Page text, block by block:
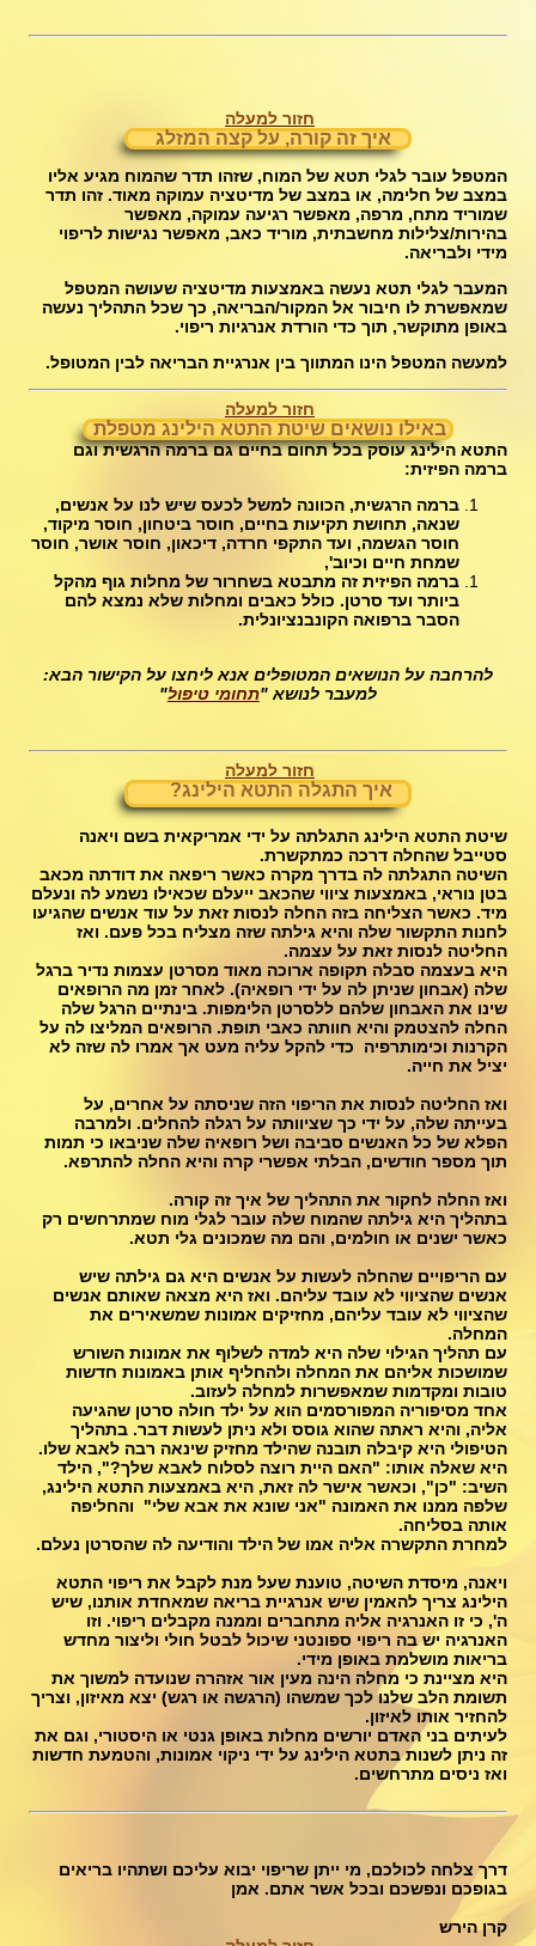
איך זה קורה, על קצה המזלג
המטפל עובר לגלי תטא של המוח, שזהו תדר שהמוח מגיע אליו
במצב של חלימה, או במצב של מדיטציה עמוקה מאוד. זהו תדר
שמוריד מתח, מרפה, מאפשר רגיעה עמוקה, מאפשר
בהירות/צלילות מחשבתית, מוריד כאב, מאפשר נגישות לריפוי
מידי ולבריאה.
המעבר לגלי תטא נעשה באמצעות מדיטציה שעושה המטפל
שמאפשרת לו חיבור אל המקור/הבריאה, כך שכל התהליך נעשה
באופן מתוקשר, תוך כדי הורדת אנרגיות ריפוי.
למעשה המטפל הינו המתווך בין אנרגיית הבריאה לבין המטופל.
התטא הילינג עוסק בכל תחום בחיים גם ברמה הרגשית וגם
ברמה הפיזית:
ברמה הרגשית, הכוונה למשל לכעס שיש לנו על אנשים,
שנאה, תחושת תקיעות בחיים, חוסר ביטחון, חוסר מיקוד,
חוסר הגשמה, ועד התקפי חרדה, דיכאון, חוסר אושר, חוסר
שמחת חיים וכיוב',
ברמה הפיזית זה מתבטא בשחרור של מחלות גוף מהקל
ביותר ועד סרטן. כולל כאבים ומחלות שלא נמצא להם
הסבר ברפואה הקונבנציונלית.
להרחבה על הנושאים המטופלים אנא ליחצו על הקישור הבא:
למעבר לנושא "תחומי טיפול"
שיטת התטא הילינג התגלתה על ידי אמריקאית בשם ויאנה
סטייבל שהחלה דרכה כמתקשרת.
השיטה התגלתה לה בדרך מקרה כאשר ריפאה את דודתה מכאב
בטן נוראי, באמצעות ציווי שהכאב ייעלם שכאילו נשמע לה ונעלם
מיד. כאשר הצליחה בזה החלה לנסות זאת על עוד אנשים שהגיעו
לחנות התקשור שלה והיא גילתה שזה מצליח בכל פעם. ואז
החליטה לנסות זאת על עצמה.
היא בעצמה סבלה תקופה ארוכה מאוד מסרטן עצמות נדיר ברגל
שלה (אבחון שניתן לה על ידי רופאיה). לאחר זמן מה הרופאים
שינו את האבחון שלהם ללסרטן הלימפות. בינתיים הרגל שלה
החלה להצטמק והיא חוותה כאבי תופת. הרופאים המליצו לה על
הקרנות וכימותרפיה כדי להקל עליה מעט אך אמרו לה שזה לא
יציל את חייה.
ואז החליטה לנסות את הריפוי הזה שניסתה על אחרים, על
בעייתה שלה, על ידי כך שציוותה על רגלה להחלים. ולמרבה
הפלא של כל האנשים סביבה ושל רופאיה שלה שניבאו כי תמות
תוך מספר חודשים, הבלתי אפשרי קרה והיא החלה להתרפא.
ואז החלה לחקור את התהליך של איך זה קורה.
בתהליך היא גילתה שהמוח שלה עובר לגלי מוח שמתרחשים רק
כאשר ישנים או חולמים, והם מה שמכונים גלי תטא.
עם הריפויים שהחלה לעשות על אנשים היא גם גילתה שיש
אנשים שהציווי לא עובד עליהם. ואז היא מצאה שאותם אנשים
שהציווי לא עובד עליהם, מחזיקים אמונות שמשאירים את
המחלה.
עם תהליך הגילוי שלה היא למדה לשלוף את אמונות השורש
שמושכות אליהם את המחלה ולהחליף אותן באמונות חדשות
טובות ומקדמות שמאפשרות למחלה לעזוב.
אחד מסיפוריה המפורסמים הוא על ילד חולה סרטן שהגיעה
אליה, והיא ראתה שהוא גוסס ולא ניתן לעשות דבר. בתהליך
הטיפולי היא קיבלה תובנה שהילד מחזיק שינאה רבה לאבא שלו.
היא שאלה אותו: "האם היית רוצה לסלוח לאבא שלך?", הילד
השיב: "כן", וכאשר אישר לה זאת, היא באמצעות התטא הילינג,
שלפה ממנו את האמונה "אני שונא את אבא שלי" והחליפה
אותה בסליחה.
למחרת התקשרה אליה אמו של הילד והודיעה לה שהסרטן נעלם.
ויאנה, מיסדת השיטה, טוענת שעל מנת לקבל את ריפוי התטא
הילינג צריך להאמין שיש אנרגיית בריאה שמאחדת אותנו, שיש
ה', כי זו האנרגיה אליה מתחברים וממנה מקבלים ריפוי. וזו
האנרגיה יש בה ריפוי ספונטני שיכול לבטל חולי וליצור מחדש
בריאות מושלמת באופן מידי.
היא מציינת כי מחלה הינה מעין אור אזהרה שנועדה למשוך את
תשומת הלב שלנו לכך שמשהו (הרגשה או רגש) יצא מאיזון, וצריך
להחזיר אותו לאיזון.
לעיתים בני האדם יורשים מחלות באופן גנטי או היסטורי, וגם את
זה ניתן לשנות בתטא הילינג על ידי ניקוי אמונות, והטמעת חדשות
ואז ניסים מתרחשים.
דרך צלחה לכולכם, מי ייתן שריפוי יבוא עליכם ושתהיו בריאים
בגופכם ונפשכם ובכל אשר אתם​. אמן
קרן הירש
באילו נושאים שיטת התטא הילינג מטפלת
איך התגלה התטא הילינג?
חזור למעלה
חזור למעלה
חזור למעלה